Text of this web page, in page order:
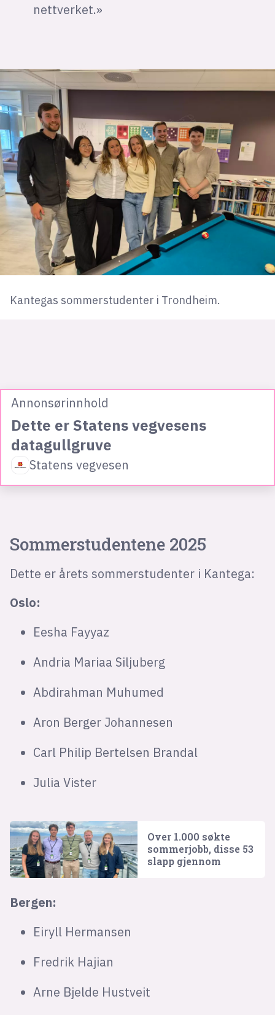
nettverket.»
Kantegas sommerstudenter i Trondheim.
Annonsørinnhold
Dette er Statens vegvesens
datagullgruve
Statens vegvesen
Sommerstudentene 2025
Dette er årets sommerstudenter i Kantega:
Oslo:
Eesha Fayyaz
Andria Mariaa Siljuberg
Abdirahman Muhumed
Aron Berger Johannesen
Carl Philip Bertelsen Brandal
Julia Vister
Over 1.000 søkte
sommerjobb, disse 53
slapp gjennom
Bergen:
Eiryll Hermansen
Fredrik Hajian
Arne Bjelde Hustveit